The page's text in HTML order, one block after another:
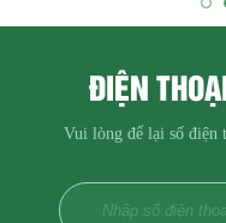
ĐIỆN
Vui lòng để lại số điện